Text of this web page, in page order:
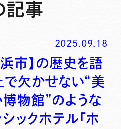
記事
2025.09.18
浜市】の歴史を語
で欠かせない“美
博物館”のような
シックホテル「ホ